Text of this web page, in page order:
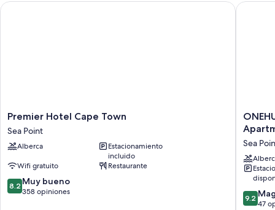
Desayuno buffet (con cargo), canchas de tenis y estacionamiento
Todas las habitaciones cuentan con muebles diferentes, y brindan
comodidades como caja de seguridad (con espacio para laptop) y
espacio para trabajar con laptop, al igual que beneficios como wifi gratis
y silla de escritorio.
Otros servicios que también encontrarás son:
Tinas y regaderas independientes, amenidades de baño gratuitas y
secadoras de cabello
Premier
Hotel
Cape
Town
Point
Premier Hotel Cape Town
Sea Point
Alberca
Estacionamiento
incluido
Wifi gratuito
Restaurante
8.2
de
8.2 Muy bueno
358 opiniones
Premier Hotel Cape Town
on
-
Fluent
Sea
Point
Sea
9.2
de
9.2
47